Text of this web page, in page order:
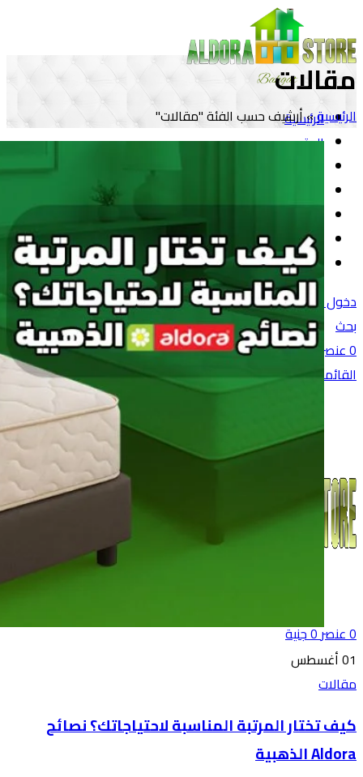
الرئيسية
المتجر
المقالات
تواصل معنا
دخول / تسجيل
بحث
0عنصر /
0جنية
القائمة
0عنصر0جنية
مقالات
الرئيسية»أرشيف حسب الفئة "مقالات"
01أغسطس
مقالات
كيف تختار المرتبة المناسبة لاحتياجاتك؟ نصائح
Aldora الذهبية